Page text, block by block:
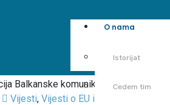
O nama
Istorijat
Cedem tim
Vijesti, Vijesti o EU integracijama